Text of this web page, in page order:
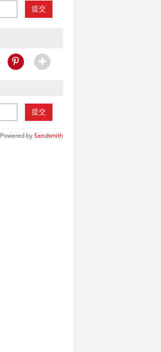
提交
提交
Powered bySendsmith